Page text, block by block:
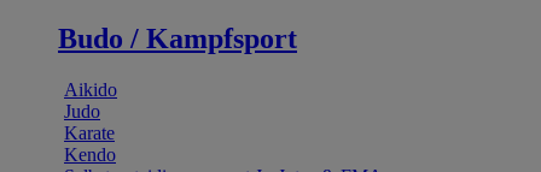
Budo / Kampfsport
Aikido
Judo
Karate
Kendo